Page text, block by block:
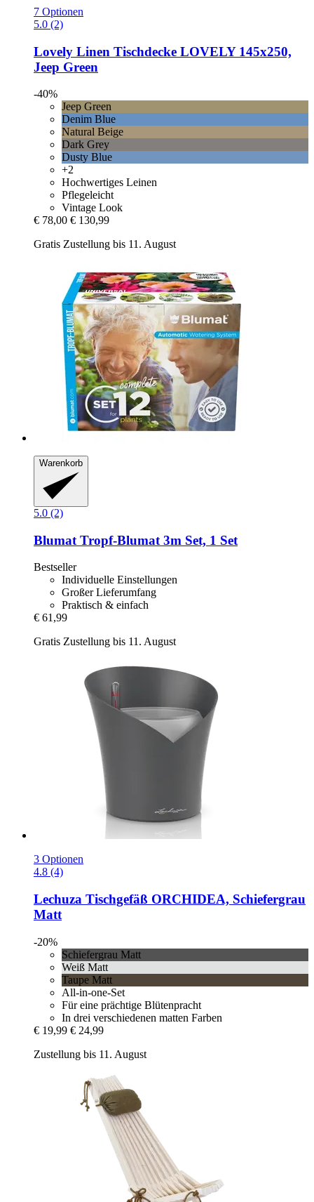
7 Optionen
5.0 (2)
Lovely Linen Tischdecke LOVELY 145x250,
Jeep Green
-40%
Jeep Green
Denim Blue
Natural Beige
Dark Grey
Dusty Blue
+2
Hochwertiges Leinen
Pflegeleicht
Vintage Look
€ 78,00 € 130,99
Gratis Zustellung bis 11. August
Warenkorb
5.0 (2)
Blumat Tropf-​Blumat 3m Set, 1 Set
Bestseller
Individuelle Einstellungen
Großer Lieferumfang
Praktisch & einfach
€ 61,99
Gratis Zustellung bis 11. August
3 Optionen
4.8 (4)
Lechuza Tischgefäß ORCHIDEA, Schiefergrau
Matt
-20%
Schiefergrau Matt
Weiß Matt
Taupe Matt
All-in-one-Set
Für eine prächtige Blütenpracht
In drei verschiedenen matten Farben
€ 19,99 € 24,99
Zustellung bis 11. August